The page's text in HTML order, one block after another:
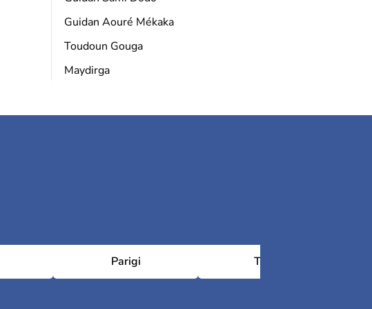
Guidan Aouré Mékaka
Toudoun Gouga
Maydirga
Parigi Tolosa